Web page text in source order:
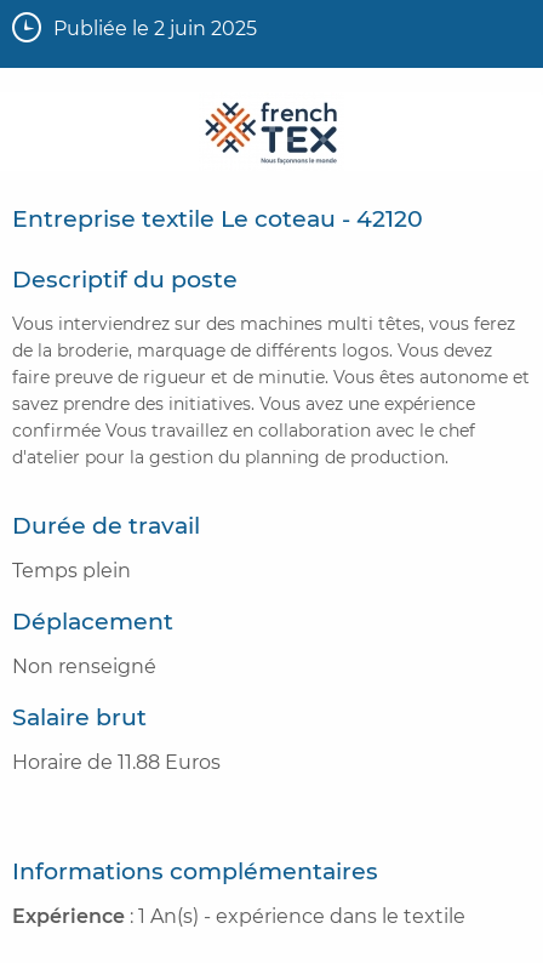
Espace recruteur
CONTACTER FRENCH TEXACTUALITÉSFOIRE AUX QUESTIONS
Publiée le 2 juin 2025
Entreprise textile Le coteau - 42120
Descriptif du poste
Vous interviendrez sur des machines multi têtes, vous ferez
de la broderie, marquage de différents logos. Vous devez
faire preuve de rigueur et de minutie. Vous êtes autonome et
savez prendre des initiatives. Vous avez une expérience
confirmée Vous travaillez en collaboration avec le chef
d'atelier pour la gestion du planning de production.
Durée de travail
Temps plein
Déplacement
Non renseigné
Salaire brut
Horaire de 11.88 Euros
Informations complémentaires
Expérience : 1 An(s) - expérience dans le textile